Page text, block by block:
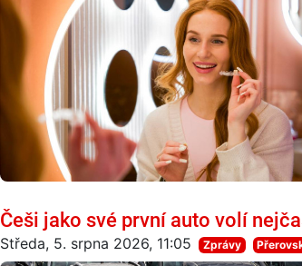
Češi jako své první auto volí
Středa, 5. srpna 2026, 11:05 Zprávy